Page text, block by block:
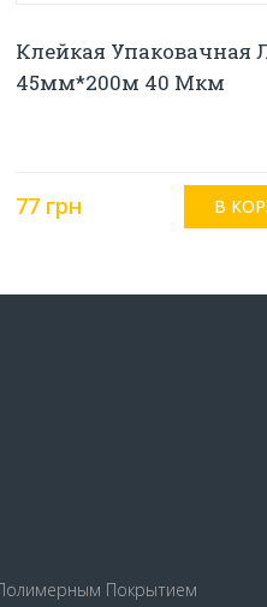
Клейкая Упаковачная
45мм*200м 40 Мкм
77 грн
Покрытием